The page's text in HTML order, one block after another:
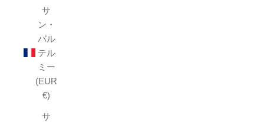
サ
ン・
バル
テル
ミー
(EUR
€)
サ